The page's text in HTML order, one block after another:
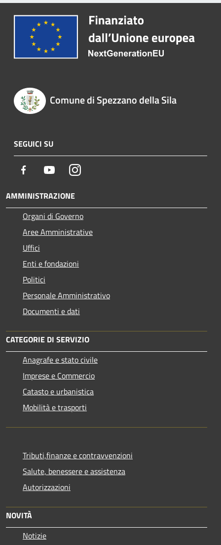
Comune di Spezzano della Sila
SEGUICI SU
Facebook YoutubeInstagram
AMMINISTRAZIONE
Organi di Governo
Aree Amministrative
Uffici
Enti e fondazioni
Politici
Personale Amministrativo
Documenti e dati
CATEGORIE DI SERVIZIO
Anagrafe e stato civile
Imprese e Commercio
Catasto e urbanistica
Mobilità e trasporti
Tributi,finanze e contravvenzioni
Salute, benessere e assistenza
Autorizzazioni
NOVITÀ
Notizie